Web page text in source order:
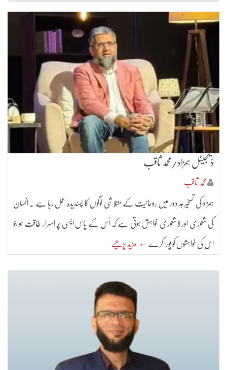
ڈیجیٹل ہمزاد/محمد ثاقب
محمد ثاقب
ہمزاد کی تسخیر ہر دور میں روحانیت کے متلاشی لوگوں کا پسندیدہ عمل رہا ہے ۔ انسان
کی شعوری اور لاشعوری خواہش ہوتی ہے کہ اُس کے پاس ایسی پُر اسرار طاقت ہو جو
اس کی خواہشوں کو پورا کرے ← مزید پڑھیے